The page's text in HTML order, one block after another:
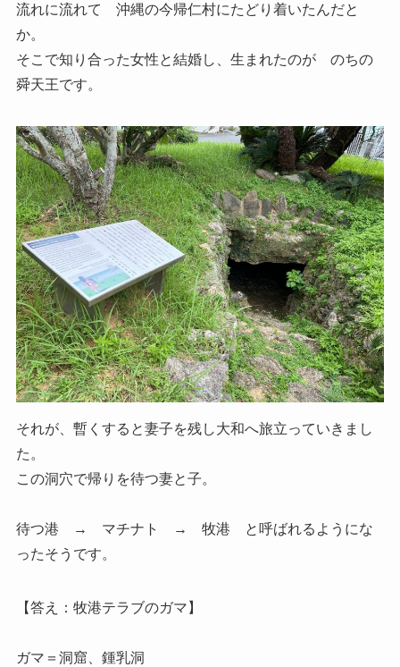
流れに流れて 沖縄の今帰仁村にたどり着いたんだと
か。
そこで知り合った女性と結婚し、生まれたのが のちの
舜天王です。
それが、暫くすると妻子を残し大和へ旅立っていきまし
た。
この洞穴で帰りを待つ妻と子。
待つ港 → マチナト → 牧港 と呼ばれるようにな
ったそうです。
【答え：牧港テラブのガマ】
ガマ＝洞窟、鍾乳洞